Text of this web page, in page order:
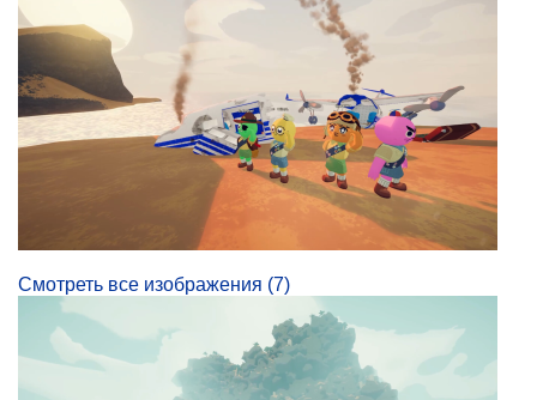
Смотреть все изображения (7)